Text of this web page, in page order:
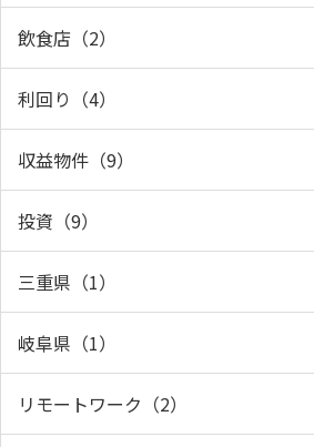
飲食店（2）
利回り（4）
収益物件（9）
投資（9）
三重県（1）
岐阜県（1）
リモートワーク（2）